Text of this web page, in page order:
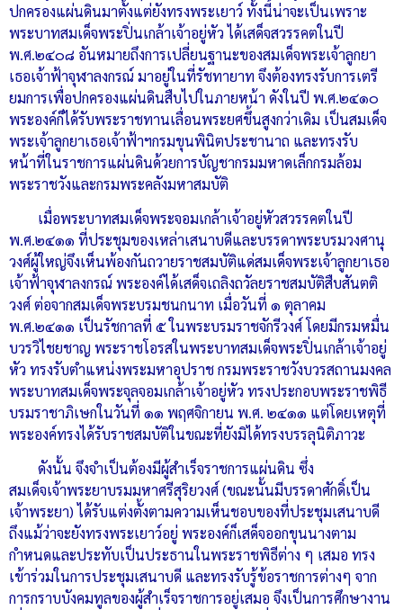
ปกครองแผ่นดินมาตั้งแต่ยังทรงพระเยาว์ ทั้งนี้น่าจะเป็นเพราะ
พระบาทสมเด็จพระปิ่นเกล้าเจ้าอยู่หัว ได้เสด็จสวรรคตในปี
พ.ศ.๒๔๐๘ อันหมายถึงการเปลี่ยนฐานะของสมเด็จพระเจ้าลูกยา
เธอเจ้าฟ้าจุฬาลงกรณ์ มาอยู่ในที่รัชทายาท จึงต้องทรงรับการเตรี
ยมการเพื่อปกครองแผ่นดินสืบไปในภายหน้า ดังในปี พ.ศ.๒๔๑๐
พระองค์ก็ได้รับพระราชทานเลื่อนพระยศขึ้นสูงกว่าเดิม เป็นสมเด็จ
พระเจ้าลูกยาเธอเจ้าฟ้าฯกรมขุนพินิตประชานาถ และทรงรับ
หน้าที่ในราชการแผ่นดินด้วยการบัญชากรมมหาดเล็กกรมล้อม
พระราชวังและกรมพระคลังมหาสมบัติ
เมื่อพระบาทสมเด็จพระจอมเกล้าเจ้าอยู่หัวสวรรคตในปี
พ.ศ.๒๔๑๑ ที่ประชุมของเหล่าเสนาบดีและบรรดาพระบรมวงศานุ
วงศ์ผู้ใหญ่จึงเห็นพ้องกันถวายราชสมบัติแด่สมเด็จพระเจ้าลูกยาเธอ
เจ้าฟ้าจุฬาลงกรณ์ พระองค์ได้เสด็จเถลิงถวัลยราชสมบัติสืบสันตติ
วงศ์ ต่อจากสมเด็จพระบรมชนกนาท เมื่อวันที่ ๑ ตุลาคม
พ.ศ.๒๔๑๑ เป็นรัชกาลที่ ๕ ในพระบรมราชจักรีวงศ์ โดยมีกรมหมื่น
บวรวิไชยชาญ พระราชโอรสในพระบาทสมเด็จพระปิ่นเกล้าเจ้าอยู่
หัว ทรงรับตำแหน่งพระมหาอุปราช กรมพระราชวังบวรสถานมงคล
พระบาทสมเด็จพระจุลจอมเกล้าเจ้าอยู่หัว ทรงประกอบพระราชพิธี
บรมราชาภิเษกในวันที่ ๑๑ พฤศจิกายน พ.ศ. ๒๔๑๑ แต่โดยเหตุที่
พระองค์ทรงได้รับราชสมบัติในขณะที่ยังมิได้ทรงบรรลุนิติภาวะ
ดังนั้น จึงจำเป็นต้องมีผู้สำเร็จราชการแผ่นดิน ซึ่ง
สมเด็จเจ้าพระยาบรมมหาศรีสุริยวงศ์ (ขณะนั้นมีบรรดาศักดิ์เป็น
เจ้าพระยา) ได้รับแต่งตั้งตามความเห็นชอบของที่ประชุมเสนาบดี
ถึงแม้ว่าจะยังทรงพระเยาว์อยู่ พระองค์ก็เสด็จออกขุนนางตาม
กำหนดและประทับเป็นประธานในพระราชพิธีต่าง ๆ เสมอ ทรง
เข้าร่วมในการประชุมเสนาบดี และทรงรับรู้ข้อราชการต่างๆ จาก
การกราบบังคมทูลของผู้สำเร็จราชการอยู่เสมอ จึงเป็นการศึกษางาน